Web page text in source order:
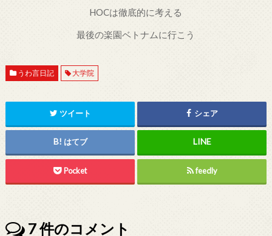
HOCは徹底的に考える
最後の楽園ベトナムに行こう
うわ言日記 大学院
ツイート シェア
はてブ
Pocket feedly
7件のコメント